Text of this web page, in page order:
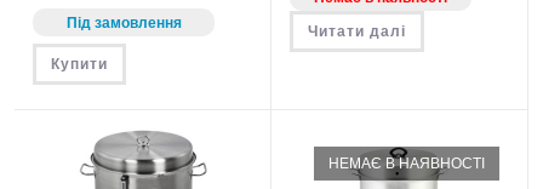
Під замовлення
Купити
Читати далі
НЕМАЄ В НАЯВНОСТІ